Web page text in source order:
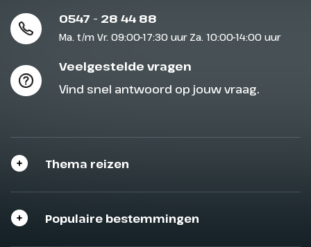
0547 - 28 44 88
Ma. t/m Vr. 09:00-17:30 uur Za. 10:00-14:00 uur
Veelgestelde vragen
Vind snel antwoord op jouw vraag.
Thema reizen
Populaire bestemmingen